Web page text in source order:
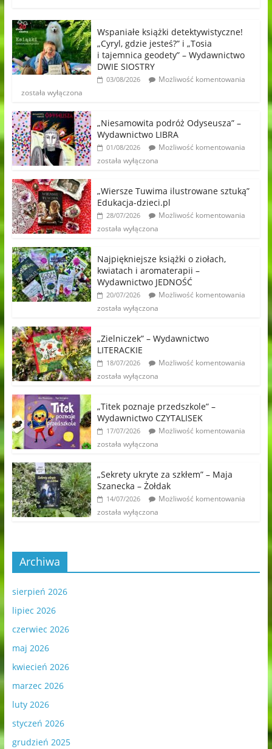
Wspaniałe książki detektywistyczne!
„Cyryl, gdzie jesteś?” i „Tosia
i tajemnica geodety” – Wydawnictwo
DWIE SIOSTRY
03/08/2026
Możliwość komentowania
została wyłączona
„Niesamowita podróż Odyseusza” –
Wydawnictwo LIBRA
01/08/2026
Możliwość komentowania
została wyłączona
„Wiersze Tuwima ilustrowane sztuką”
Edukacja-dzieci.pl
28/07/2026
Możliwość komentowania
została wyłączona
Najpiękniejsze książki o ziołach,
kwiatach i aromaterapii –
Wydawnictwo JEDNOŚĆ
20/07/2026
Możliwość komentowania
została wyłączona
„Zielniczek” – Wydawnictwo
LITERACKIE
18/07/2026
Możliwość komentowania
została wyłączona
„Titek poznaje przedszkole” –
Wydawnictwo CZYTALISEK
17/07/2026
Możliwość komentowania
została wyłączona
„Sekrety ukryte za szkłem” – Maja
Szanecka – Żołdak
14/07/2026
Możliwość komentowania
została wyłączona
Archiwa
sierpień 2026
lipiec 2026
czerwiec 2026
maj 2026
kwiecień 2026
marzec 2026
luty 2026
styczeń 2026
grudzień 2025